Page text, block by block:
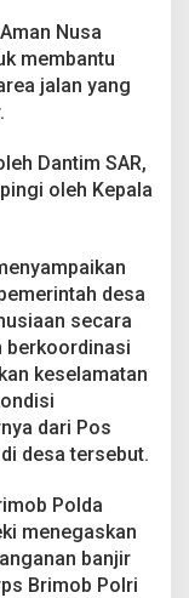
Nusa
membantu
jalan yang
Dantim SAR,
oleh Kepala
desa
secara
berkoordinasi
keselamatan
dari Pos
desa tersebut.
Polda
menegaskan
banjir
Brimob Polri